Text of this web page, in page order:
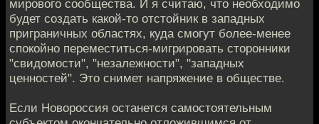
мирового сообщества. И я считаю, что необходимо
будет создать какой-то отстойник в западных
приграничных областях, куда смогут более-менее
спокойно переместиться-мигрировать сторонники
"свидомости", "незалежности", "западных
ценностей". Это снимет напряжение в обществе.
Если Новороссия останется самостоятельным